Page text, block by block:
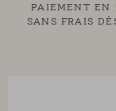
PAIEMENT EN
SANS FRAIS